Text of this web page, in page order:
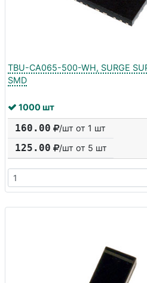
TBU-CA065-500-WH, SURGE
SMD
1000 шт
160.00 /шт от 1 шт
125.00 /шт от 5 шт